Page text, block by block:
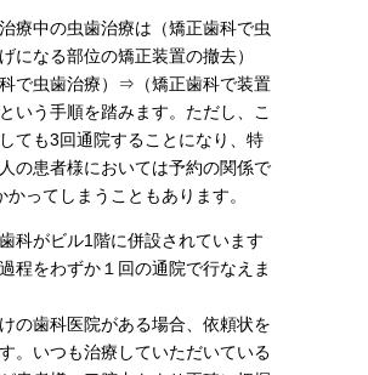
療中の虫歯治療は（矯正歯科で虫
になる部位の矯正装置の撤去）
で虫歯治療）⇒（矯正歯科で装置
いう手順を踏みます。ただし、こ
ても3回通院することになり、特
の患者様においては予約の関係で
かってしまうこともあります。
科がビル1階に併設されています
程をわずか１回の通院で行なえま
けの歯科医院がある場合、依頼状を
。いつも治療していただいている